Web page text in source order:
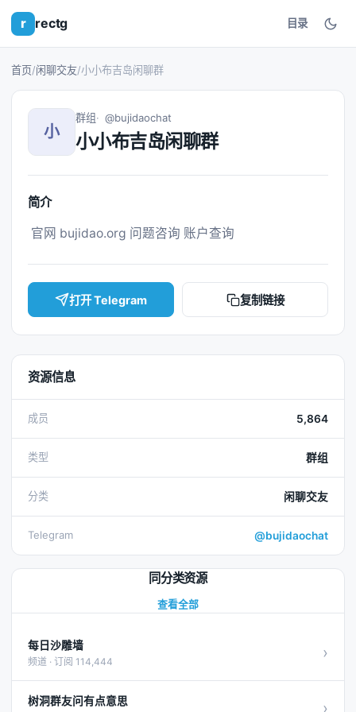
r rectg 目录
首页/闲聊交友/小小布吉岛闲聊群
小
群组 @bujidaochat
小小布吉岛闲聊群
简介
官网 bujidao.org 问题咨询 账户查询
打开 Telegram 复制链接
资源信息
成员 5,864
类型 群组
分类 闲聊交友
Telegram @bujidaochat
同分类资源
查看全部
每日沙雕墙
频道 · 订阅 114,444 ›
树洞群友问有点意思 ›